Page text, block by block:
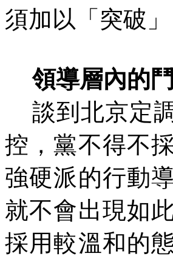
須加以「突破
領導層內的
談到北京定
控，黨不得不
強硬派的行動
就不會出現如
採用較溫和的